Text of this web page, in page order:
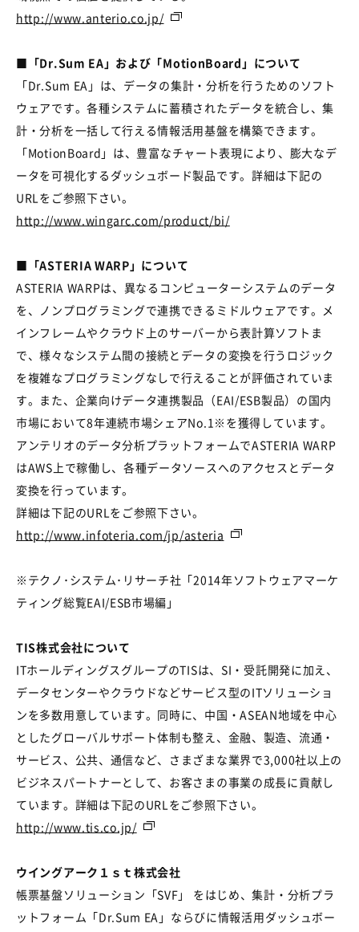
http://www.anterio.co.jp/
■「Dr.Sum EA」および「MotionBoard」について
「Dr.Sum EA」は、データの集計・分析を行うためのソフト
ウェアです。各種システムに蓄積されたデータを統合し、集
計・分析を一括して行える情報活用基盤を構築できます。
「MotionBoard」は、豊富なチャート表現により、膨大なデ
ータを可視化するダッシュボード製品です。詳細は下記の
URLをご参照下さい。
http://www.wingarc.com/product/bi/
■「ASTERIA WARP」について
ASTERIA WARPは、異なるコンピューターシステムのデータ
を、ノンプログラミングで連携できるミドルウェアです。メ
インフレームやクラウド上のサーバーから表計算ソフトま
で、様々なシステム間の接続とデータの変換を行うロジック
を複雑なプログラミングなしで行えることが評価されていま
す。また、企業向けデータ連携製品（EAI/ESB製品）の国内
市場において8年連続市場シェアNo.1※を獲得しています。
アンテリオのデータ分析プラットフォームでASTERIA WARP
はAWS上で稼働し、各種データソースへのアクセスとデータ
変換を行っています。
詳細は下記のURLをご参照下さい。
http://www.infoteria.com/jp/asteria
※テクノ･システム･リサーチ社「2014年ソフトウェアマーケ
ティング総覧EAI/ESB市場編」
TIS株式会社について
ITホールディングスグループのTISは、SI・受託開発に加え、
データセンターやクラウドなどサービス型のITソリューショ
ンを多数用意しています。同時に、中国・ASEAN地域を中心
としたグローバルサポート体制も整え、金融、製造、流通・
サービス、公共、通信など、さまざまな業界で3,000社以上の
ビジネスパートナーとして、お客さまの事業の成長に貢献し
ています。詳細は下記のURLをご参照下さい。
http://www.tis.co.jp/
ウイングアーク１ｓｔ株式会社
帳票基盤ソリューション「SVF」 をはじめ、集計・分析プラ
ットフォーム「Dr.Sum EA」ならびに情報活用ダッシュボー